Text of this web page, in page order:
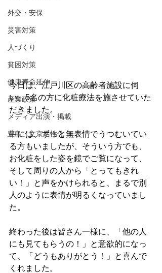
外交・安保
災害対策
人づくり
貧困対策
健康寿命延伸
産業政策
メディア出演・掲載
豊島・文京活性化
今日は、江戸川区の高齢者施設に伺
い、5名の方に化粧療法を施させていた
だきました。
中には、ずっと無表情でうつむいてい
る方もいましたが、そういう方でも、
お化粧をした姿を鏡でご覧になって、
そして周りの人から「とってもきれ
い！」と声をかけられると、まるで別
人のように表情が明るくなっていまし
た。
終わった後は皆さん一様に、「他の人
にも見てもらうの！」と意欲的になっ
て、「どうもありがとう！」と喜んで
くれました。